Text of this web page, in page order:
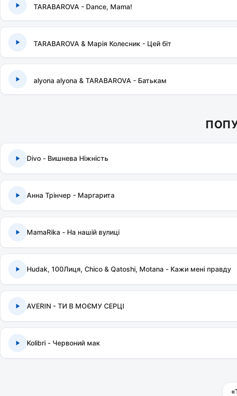
TARABAROVA - Dance, Mama!
TARABAROVA & Марія Колесник - Цей біт
alyona alyona & TARABAROVA - Батькам
Divo - Вишнева Ніжність
Анна Трінчер - Маргарита
MamaRika - На нашій вулиці
Hudak, 100Лиця, Chico & Qatoshi, Motana - Кажи мені правду
AVERIN - ТИ В МОЄМУ СЕРЦІ
Kolibri - Червоний мак
«